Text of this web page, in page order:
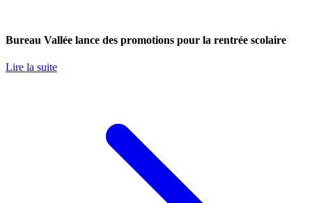
Bureau Vallée lance des promotions pour la rentrée scolaire
Lire la suite